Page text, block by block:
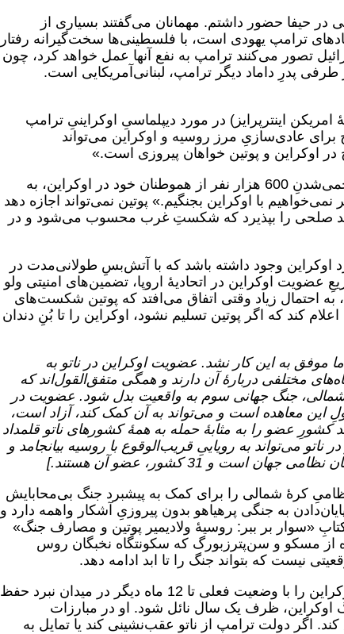
در حیفا حضور داشتم. مهمانان می‌گفتند بسیاری از
ترامپ یهودی است، با فلسطینی‌ها سخت‌گیرانه رفتار
تصور می‌کنند ترامپ به نفع آنها عمل خواهد کرد، چون
پدرِ داماد دیگر ترامپ، لبنانی‌آمریکایی است.
اینترپرایز) در مورد دیپلماسیِ اوکراینیِ ترامپ
عادی‌سازیِ مرز روسیه و اوکراین می‌تواند
اوکراین و پوتین خواهان پیروزی است.»
آرون می‌گوید: «پوتین نمی‌تواند پس از کشته و زخمی‌شدنِ 600 هزار نفر از هموطنان خود در اوکراین، به
با اوکراین بجنگیم.» پوتین نمی‌تواند اجازه دهد
صلحی را بپذیرد که شکستِ غرب محسوب می‌شود و در
اوکراین وجود داشته باشد که با آتش‌بسِ طولانی‌مدت در
عضویت اوکراین در اتحادیۀ اروپا، تضمین‌های امنیتی ولو
احتمال زیاد وقتی اتفاق می‌افتد که پوتین شکست‌های
کند که اگر پوتین تسلیم نشود، اوکراین را تا بُنِ دندان
موفق به این کار نشد. عضویت اوکراین در ناتو به
مختلفی دربارۀ آن دارند و همگی متفق‌القول‌اند که
شمالی، جنگ جهانی سوم به واقعیت بدل شود. عضویت در
این معاهده است و می‌تواند به آن کمک کند، آزاد است،
کشورِ عضو را به مثابۀ حمله به همۀ کشورهای ناتو قلمداد
می‌تواند به رویاییِ قریب‌الوقوع با روسیه بیانجامد و
و 31 کشور، عضو آن هستند.]
مجبور شد ۱۰ هزار نیروی نظامیِ کرۀ شمالی را برای کمک به پیشبرد جنگ بی‌محابایش
به جنگی پرهیاهو بدون پیروزیِ آشکار واهمه دارد و
«سوار بر ببر: روسیۀ ولادیمیر پوتین و مصارف جنگ»
روسی، به‌ویژه از مسکو و سن‌پترزبورگ که سکونتگاه نخبگان روس
نیست که بتواند جنگ را تا ابد ادامه دهد.
همۀ این‌ها به این معناست که اگر ترامپ بتواند اوکراین را با وضعیت فعلی تا 12 ماه دیگر در میدان نبرد حفظ
اوکراین، ظرف یک سال نائل شود. او در مبارزات
اگر دولت ترامپ از ناتو عقب‌نشینی کند یا تمایل به